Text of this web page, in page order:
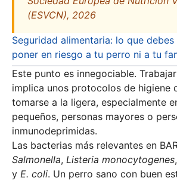
(ESVCN), 2026
Seguridad alimentaria: lo que
poner en riesgo a tu perro ni a tu
Este punto es innegociable.
implica unos protocolos de higiene
tomarse a la ligera, especialmente
pequeños, personas mayores o
inmunodeprimidas.
Las bacterias más relevantes en
Salmonella, Listeria monocytogenes,
y E. coli. Un perro sano con buen